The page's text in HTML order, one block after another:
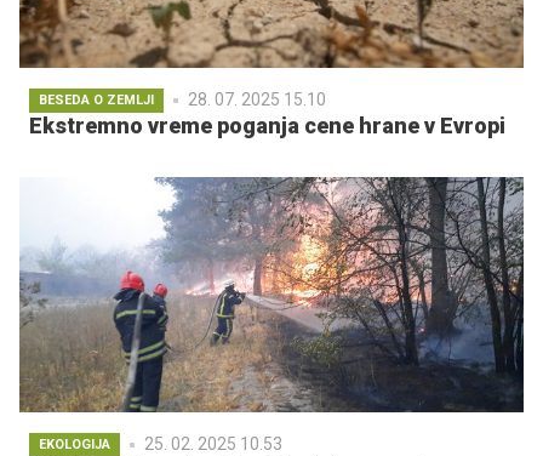
BESEDA O ZEMLJI 28. 07. 2025 15.10
Ekstremno vreme poganja cene hrane v Evropi
EKOLOGIJA 25. 02. 2025 10.53